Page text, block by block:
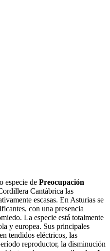
especie de Preocupación
Cantábrica las
escasas. En Asturias se
con una presencia
La especie está totalmente
y europea. Sus principales
tendidos eléctricos, las
reproductor, la disminución